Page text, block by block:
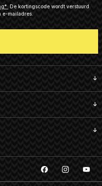
De kortingscode wordt verstuurd
e-mailadres.